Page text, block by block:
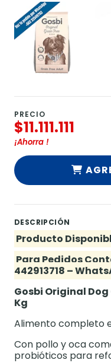
PRECIO
$11.111.111
¡Ahorra !
DESCRIPCIÓN
Producto
Para Pedidos
442913718 –
Gosbi Original Dog
Kg
Alimento completo
Con pollo y oca
probióticos para